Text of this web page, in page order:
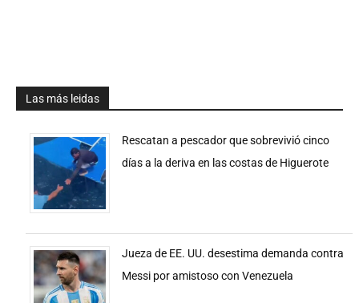
Las más leidas
Rescatan a pescador que sobrevivió cinco
días a la deriva en las costas de Higuerote
Jueza de EE. UU. desestima demanda contra
Messi por amistoso con Venezuela